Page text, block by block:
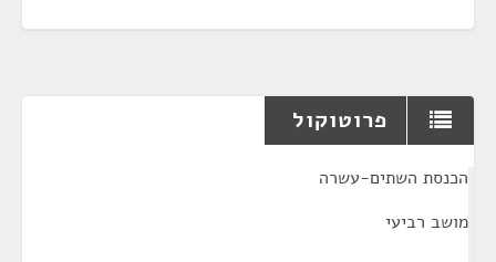
פרוטוקול
הכנסת השתים-עשרה
מושב רביעי